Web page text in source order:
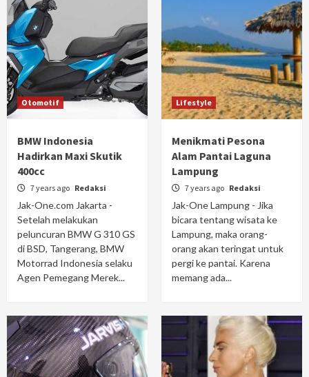
Otomotif
BMW Indonesia
Hadirkan Maxi Skutik
400cc
7 years ago Redaksi
Jak-One.com Jakarta -
Setelah melakukan
peluncuran BMW G 310 GS
di BSD, Tangerang, BMW
Motorrad Indonesia selaku
Agen Pemegang Merek...
Lifestyle
Menikmati Pesona
Alam Pantai Laguna
Lampung
7 years ago Redaksi
Jak-One Lampung - Jika
bicara tentang wisata ke
Lampung, maka orang-
orang akan teringat untuk
pergi ke pantai. Karena
memang ada...